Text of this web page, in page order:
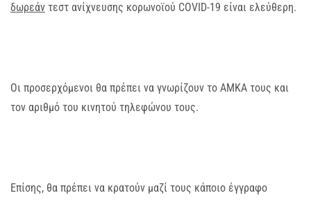
δωρεάν τεστ ανίχνευσης κορωνοϊού COVID-19 είναι ελεύθερη.
Οι προσερχόμενοι θα πρέπει να γνωρίζουν το ΑΜΚΑ τους και
τον αριθμό του κινητού τηλεφώνου τους.
Επίσης, θα πρέπει να κρατούν μαζί τους κάποιο έγγραφο